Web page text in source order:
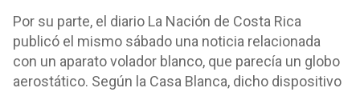
Por su parte, el diario La Nación de Costa Rica
publicó el mismo sábado una noticia relacionada
con un aparato volador blanco, que parecía un globo
aerostático. Según la Casa Blanca, dicho dispositivo